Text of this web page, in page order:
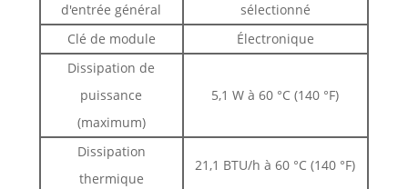
d'entrée général
sélectionné
Clé de module
Électronique
Dissipation de
puissance
(maximum)
5,1 W à 60 °C (140 °F)
Dissipation
thermique
21,1 BTU/h à 60 °C (140 °F)